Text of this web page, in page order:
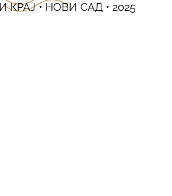
• НОВИ САД • 2025